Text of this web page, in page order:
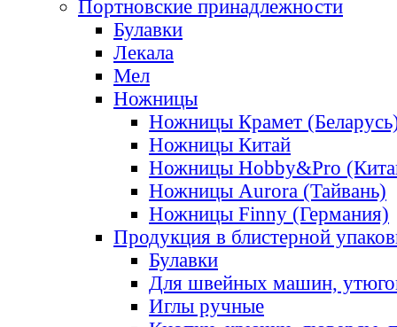
Портновские принадлежности
Булавки
Лекала
Мел
Ножницы
Ножницы Крамет
Ножницы Китай
Ножницы Hobby&Pro
Ножницы Aurora (Тайвань)
Ножницы Finny (Германия)
Продукция в блистерной
Булавки
Для швейных машин,
Иглы ручные